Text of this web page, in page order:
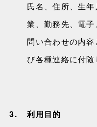
氏名、住所、生
業、勤務先、電
問い合わせの内
び各種連絡に付
3.
利用目的